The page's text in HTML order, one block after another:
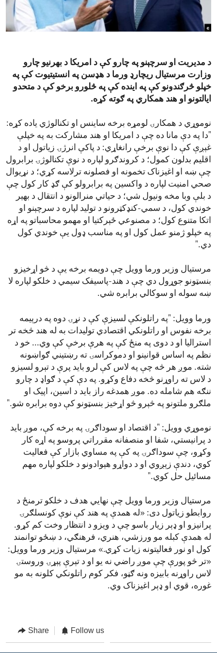
ENVIRONMENT AND HEALTH
IDEALS AND INSTITUTIONS
د مدیریت او سرچېنو په چارو کې د امریکا د بهرنیو چارو
وزارت مرستیال ریچارډ ورما د هډسن په انستیتیوت کې په
خپلو څرګندونو کې په اینده کې په څلورو برخو کې د متحدو
ایالتونو او هند همکاري په ګوته کړه.
نوموړي د همکارۍ لومړه برخه ساینس او تکنالوژي یاده کړه:
"دا په دې مانا ده چې د امریکا او هند مشارکت به په خپلې
غېږې کې دا نوې برخې رانغاړي: د پاکې انرژۍ زیاتول او د
اقلیم بدلون کمول؛ د کروندګرو لپاره د نوې تکنالوژۍ برابرول
چې ښه او اغیزناک تخمونه او فصلونه ترلاسه کړي؛ د نړیوال
صحي امنیت لپاره د واکسین په برابرولو کې ګډ کار کول چې
د بلې وبا مخه ونیول شي؛ د حیاتي منرالونو د انتقال د بهیر
خوندي کول، د سمي-کنډکټرونو د تولید لپاره د سرچېنو او
اتکا متنوع کول؛ د مصنوعي ځېرکتیا او مهمو محاسباتو په اړه
په خپلو ژمنو عمل کول او په مناسب ډول یې خوندي کول
دي."
مرستیال وزیر ورما وویل چې دویمه برخه یې د څو اړخیزو
بنسټونو جوړول دي چې د هند-پاسیفک سیمي د خلکو لپاره لا
ښه سوله او سوکالي برابره شي.
ورما وویل: "په راتلونکې لسیزې کې د نړۍ دوه په درېیمه
برخه نفوس او راتلونکي اقتصادي تولیدات به له هند څخه تر
استرالیا او د دوی په منځ کې په هرې برخې کې وي... خو د
نظم په اساس قوانینو او دموکراسۍ ته رښتیني ګواښونه
شته. موږ هر څه چې په لاس کې لرو باید پرې د تېرو لسیزو
د لاس ته راوړنو څخه دفاع وکړو. په دې کې د ګواډ د چارو
ننګه هم شامله ده. موږ همدغه راز باید د اسین، اپیک او
ملګرو ملتونو په څېرو څو اړخیز بنسټونو کې دوه برابره شو."
نوموړي وویل: "د اقتصاد او سوداګرۍ په برخه کې، موږ باید
د پرانیستي، شفا او منصفانه مقرراتي پروسو په اړه کار
وکړو، چې سوداګرۍ په کې په مساوي بازار کې فعالیت
کوي، دندې زېږوي او د دواړو هېوادونو د خلکو لپاره مهم
مسائیل حل کوي."
مرستیال وزیر ورما وویل چې نهايي هدف د خلکو ترمنځ د
روابطو زیاتول دی: «له همدې په هند کې نوې کونسلګرۍ
پرانیزو او ډېر زیار باسو چې د ویزو د انتظار وخت کم کړو.
له همدې کبله مو ورزشي، هنري، فرهنګي، د ښځو توانمند
کول او نور فعالیتونه زیات کړي.» مرستیال وزیر ورما وویل:
«تر څو پورې چې موږ راضي نه یو او د تېرې پېړۍ وروستۍ
لاس راوړنه بابیزه ونه ګڼو، فکر کوم راتلونکي کلونه به مو
غوره، قوي او ډېر اغیزناک وي.
Share Follow us